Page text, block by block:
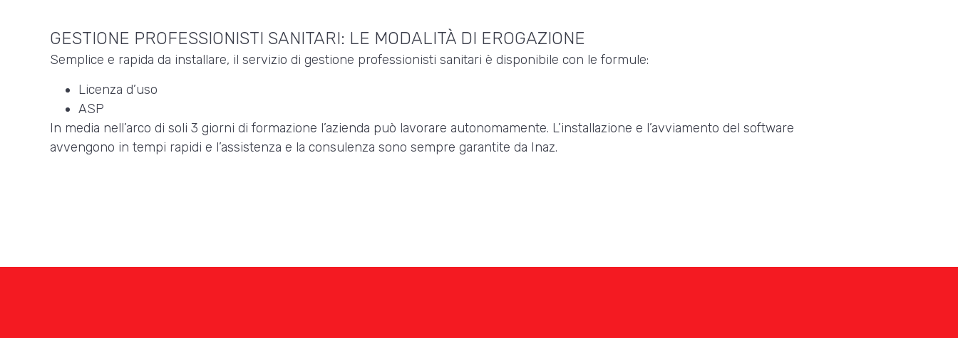
GESTIONE PROFESSIONISTI SANITARI: LE MODALITÀ DI EROGAZIONE
Semplice e rapida da installare, il servizio di gestione professionisti sanitari è disponibile con le formule:
Licenza d’uso
ASP
In media nell’arco di soli 3 giorni di formazione l’azienda può lavorare autonomamente. L’installazione e l’avviamento del software
avvengono in tempi rapidi e l’assistenza e la consulenza sono sempre garantite da Inaz.